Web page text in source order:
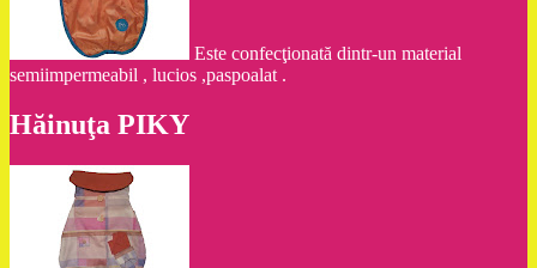
Este confecţionată dintr-un material
semiimpermeabil , lucios ,paspoalat .
Hăinuţa PIKY